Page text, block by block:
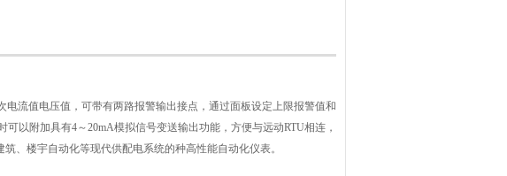
流值电压值，可带有两路报警输出接点，通过面板设定上限报警值和
以附加具有4～20mA模拟信号变送输出功能，方便与远动RTU相连，
、楼宇自动化等现代供配电系统的种高性能自动化仪表。